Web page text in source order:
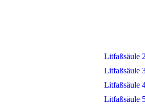
Litfaßsäule 2
Litfaßsäule
Litfaßsäule
Litfaßsäule